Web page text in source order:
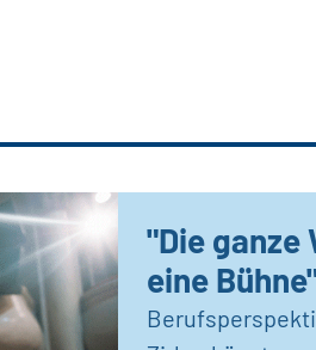
"Die ganze
eine